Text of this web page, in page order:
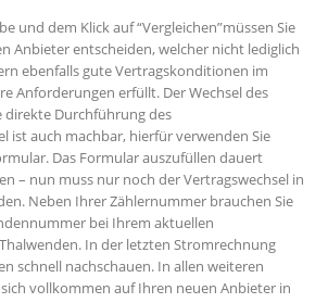
und dem Klick auf “Vergleichen”müssen Sie
Anbieter entscheiden, welcher nicht lediglich
ebenfalls gute Vertragskonditionen im
Anforderungen erfüllt. Der Wechsel des
direkte Durchführung des
ist auch machbar, hierfür verwenden Sie
Das Formular auszufüllen dauert
– nun muss nur noch der Vertragswechsel in
Neben Ihrer Zählernummer brauchen Sie
bei Ihrem aktuellen
In der letzten Stromrechnung
schnell nachschauen. In allen weiteren
vollkommen auf Ihren neuen Anbieter in